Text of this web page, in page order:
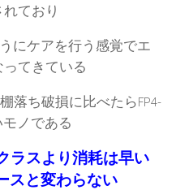
ており
にケアを行う感覚でエ
てきている
落ち破損に比べたらFP4-
ノである
ラスより消耗は早い
スと変わらない